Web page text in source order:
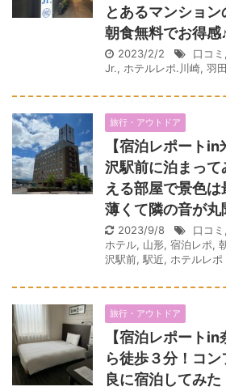
とあるマンション
朝食無料でお得感
2023/2/2 口コミ ,
Jr., ホテルレポ.川崎, 羽
旅行・アウトドア
【宿泊レポート
沢駅前に泊まっ
える部屋で景色
薄くて隣の音が
2023/9/8 口コミ ,
ホテル, 山形, 宿泊レポ,
沢駅前, 駅近, ホテルレポ
旅行・アウトドア
【宿泊レポート
ら徒歩３分！コ
良に宿泊してみ